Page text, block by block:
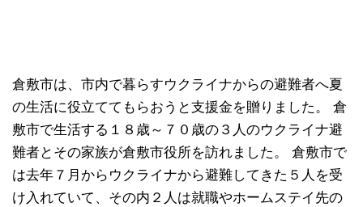
倉敷市は、市内で暮らすウクライナからの避難者へ夏
の生活に役立ててもらおうと支援金を贈りました。 倉
敷市で生活する１８歳～７０歳の３人のウクライナ避
難者とその家族が倉敷市役所を訪れました。 倉敷市で
は去年７月からウクライナから避難してきた５人を受
け入れていて、その内２人は就職やホームステイ先の